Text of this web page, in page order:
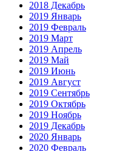
2018 Декабрь
2019 Январь
2019 Февраль
2019 Март
2019 Апрель
2019 Май
2019 Июнь
2019 Август
2019 Сентябрь
2019 Октябрь
2019 Ноябрь
2019 Декабрь
2020 Январь
2020 Февраль